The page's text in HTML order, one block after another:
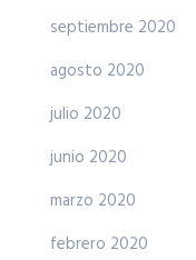
septiembre 2020
agosto 2020
julio 2020
junio 2020
marzo 2020
febrero 2020